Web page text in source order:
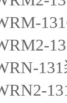
131